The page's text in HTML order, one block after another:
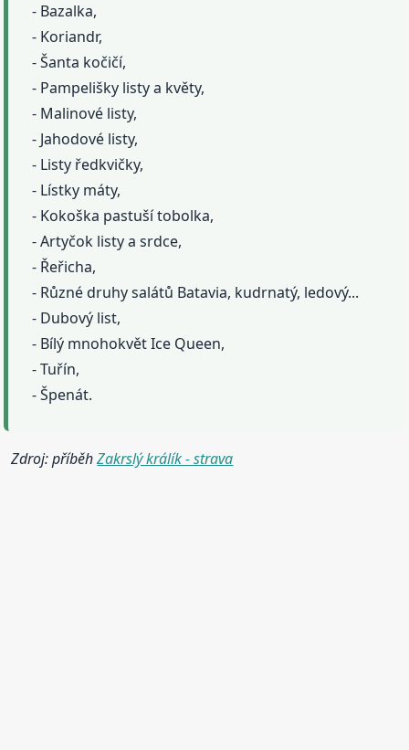
- Bazalka,
- Koriandr,
- Šanta kočičí,
- Pampelišky listy a květy,
- Malinové listy,
- Jahodové listy,
- Listy ředkvičky,
- Lístky máty,
- Kokoška pastuší tobolka,
- Artyčok listy a srdce,
- Řeřicha,
- Různé druhy salátů Batavia, kudrnatý, ledový...
- Dubový list,
- Bílý mnohokvět Ice Queen,
- Tuřín,
- Špenát.
Zdroj: příběhZakrslý králík - strava